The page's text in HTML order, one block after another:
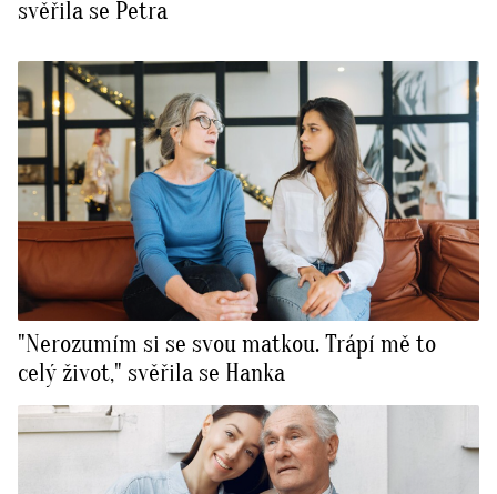
svěřila se Petra
"Nerozumím si se svou matkou. Trápí mě to
celý život," svěřila se Hanka